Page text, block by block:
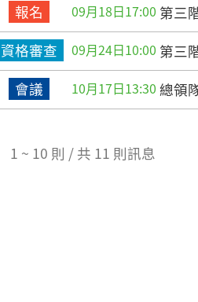
報名
09月18日17:00 第三
資格審查
09月24日10:00 第三
會議
10月17日13:30總領
1 ~ 10 則 / 共 11 則訊息